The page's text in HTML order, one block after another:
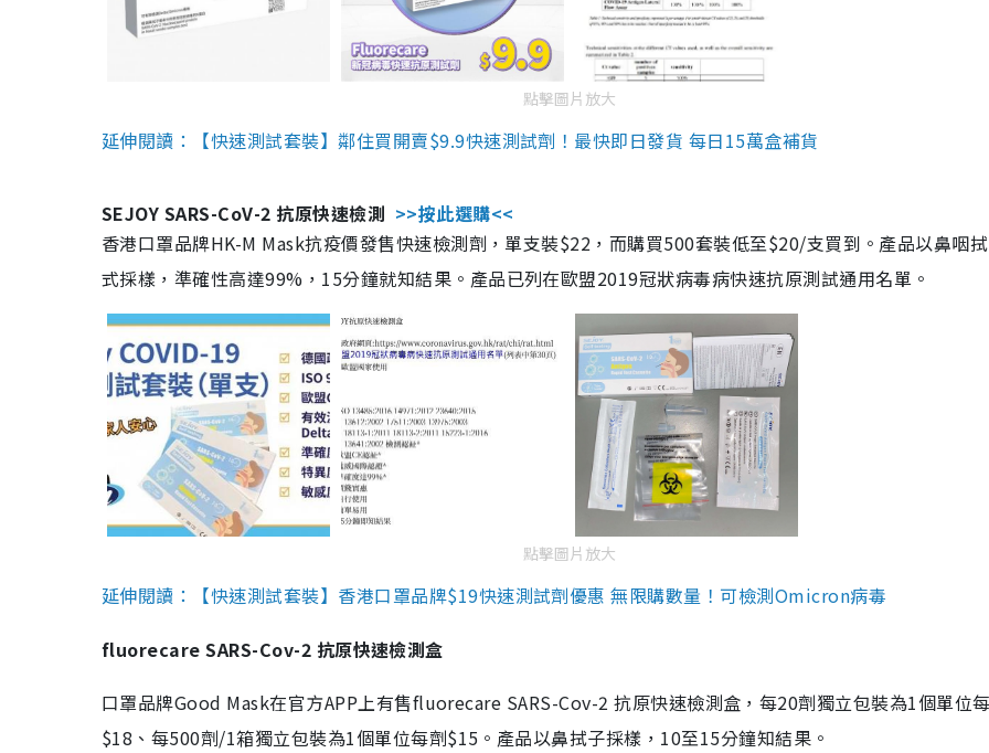
點擊圖片放大
延伸閱讀：【快速測試套裝】鄰住買開賣$9.9快速測試劑！最快即日發貨 每日15萬盒補貨
SEJOY SARS-CoV-2 抗原快速檢測 >>按此選購<<
香港口罩品牌HK-M Mask抗疫價發售快速檢測劑，單支裝$22，而購買500套裝低至$20/支買到。產品以鼻咽
式採樣，準確性高達99%，15分鐘就知結果。產品已列在歐盟2019冠狀病毒病快速抗原測試通用名單。
點擊圖片放大
延伸閱讀：【快速測試套裝】香港口罩品牌$19快速測試劑優惠 無限購數量！可檢測Omicron病毒
fluorecare SARS-Cov-2 抗原快速檢測盒
口罩品牌Good Mask在官方APP上有售fluorecare SARS-Cov-2 抗原快速檢測盒，每20劑獨立包裝為1個單位
$18、每500劑/1箱獨立包裝為1個單位每劑$15。產品以鼻拭子採樣，10至15分鐘知結果。